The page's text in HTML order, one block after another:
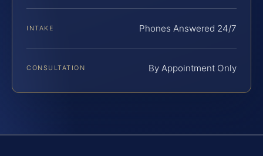
INTAKE Phones Answered 24/7
CONSULTATION By Appointment Only